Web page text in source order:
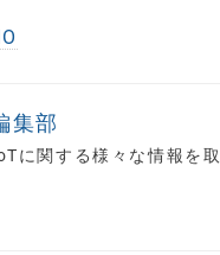
集部
に関する様々な情報を